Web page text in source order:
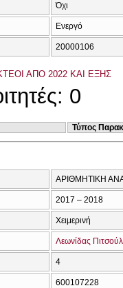
Όχι
Ενεργό
20000106
ΑΠΟ 2022 ΚΑΙ ΕΞΗΣ
0
Τύπος
ΑΡΙΘΜΗΤΙΚΗ
2017 – 2018
Χειμερινή
Λεωνίδας
4
600107228